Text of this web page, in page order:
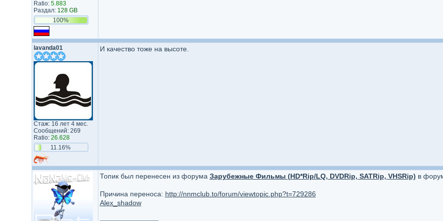
Ratio: 5.883
Раздал: 128 GB
100%
lavanda01
Стаж: 16 лет 4 мес.
Сообщений: 269
Ratio: 26.628
11.16%
И качество тоже на высоте.
Топик был перенесен из форума Зарубежные Фильмы (HD*Rip/LQ, DVDRip, SATRip, VHSRip) в
Причина переноса: http://nnmclub.to/forum/viewtopic.php?t=729286
Alex_shadow